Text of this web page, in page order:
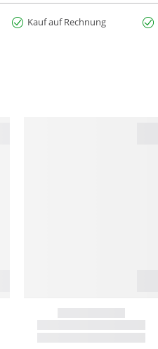
Kauf auf Rechnung